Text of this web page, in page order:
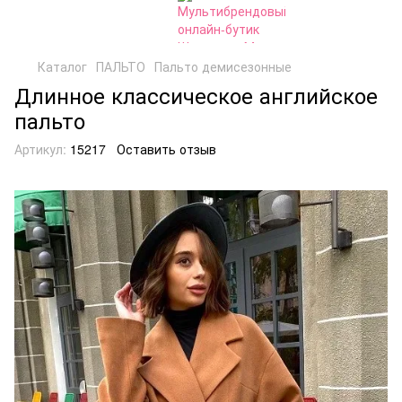
Каталог ПАЛЬТО Пальто демисезонные
Длинное классическое английское
пальто
Артикул: 15217 Оставить отзыв